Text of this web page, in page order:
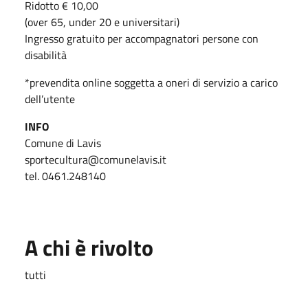
Ridotto € 10,00
(over 65, under 20 e universitari)
Ingresso gratuito per accompagnatori persone con
disabilità
*prevendita online soggetta a oneri di servizio a carico
dell’utente
INFO
Comune di Lavis
sportecultura@comunelavis.it
tel. 0461.248140
A chi è rivolto
tutti